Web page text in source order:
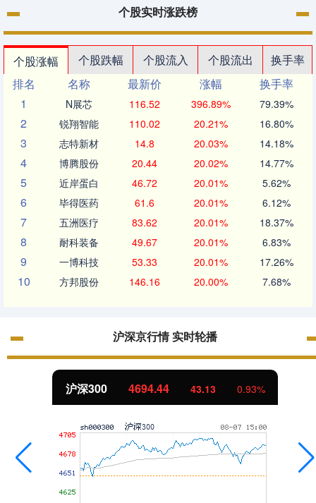
个股实时涨跌榜
个股涨幅 个股跌幅 个股流入 个股流出
换手率
排名
名称 最新价 涨幅
换手率
1
N展芯 116.52 396.89% 79.39%
2 锐翔智能 110.02 20.21% 16.80%
3 志特新材 14.8 20.03% 14.18%
4 博腾股份 20.44 20.02% 14.77%
5 近岸蛋白 46.72 20.01% 5.62%
6 毕得医药 61.6 20.01% 6.12%
7 五洲医疗 83.62 20.01% 18.37%
8 耐科装备 49.67 20.01% 6.83%
9 一博科技 53.33 20.01% 17.26%
10 方邦股份 146.16 20.00% 7.68%
沪深京行情 实时轮播
沪深300 4694.44 43.13 0.93%